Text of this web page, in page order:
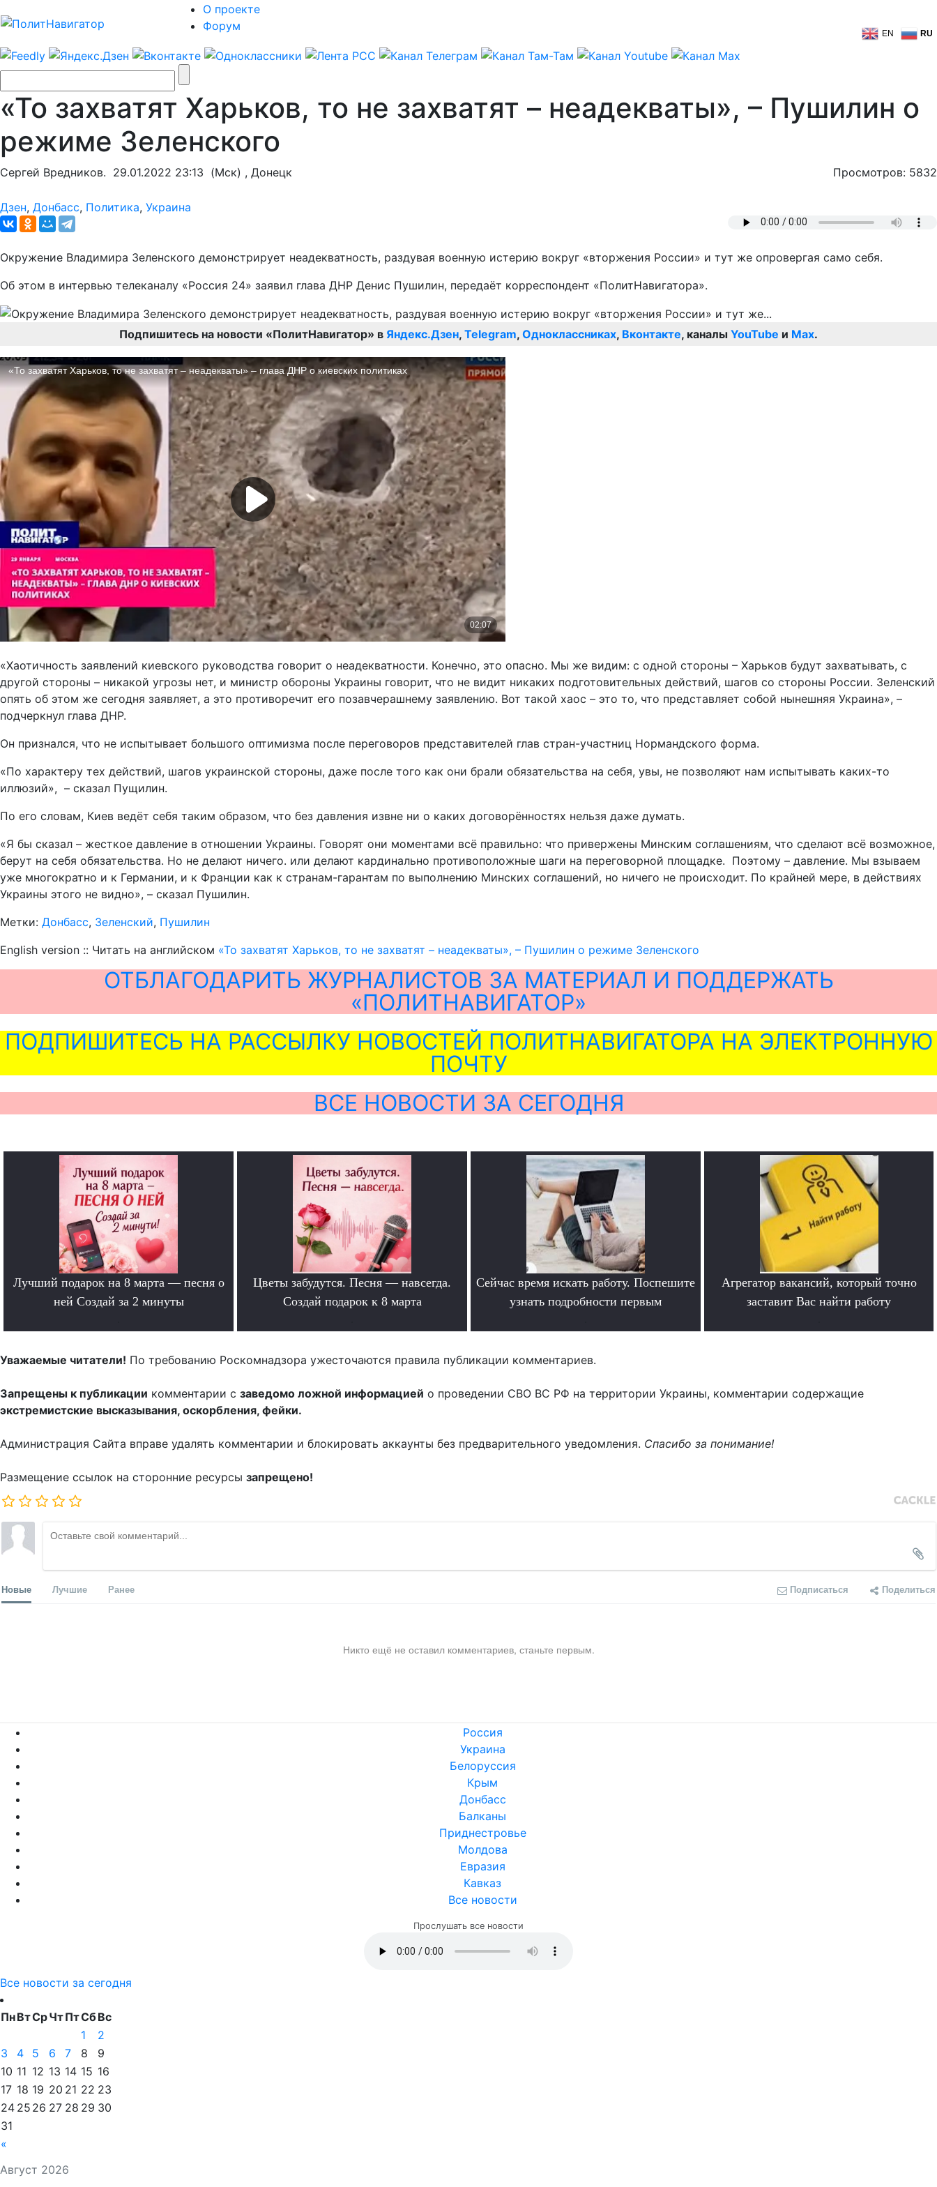
О проекте
Форум
EN RU
«То захватят Харьков, то не захватят – неадекваты», – Пушилин о
режиме Зеленского
Сергей Вредников. 29.01.2022 23:13 (Мск) , Донецк Просмотров: 5832
Дзен, Донбасс, Политика, Украина
Окружение Владимира Зеленского демонстрирует неадекватность, раздувая военную истерию вокруг «вторжения России» и тут же опровергая само себя.
Об этом в интервью телеканалу «Россия 24» заявил глава ДНР Денис Пушилин, передаёт корреспондент «ПолитНавигатора».
Подпишитесь на новости «ПолитНавигатор» в Яндекс.Дзен, Telegram, Одноклассниках, Вконтакте, каналы YouTube и Max.
«Хаотичность заявлений киевского руководства говорит о неадекватности. Конечно, это опасно. Мы же видим: с одной стороны – Харьков будут захватывать, с
другой стороны – никакой угрозы нет, и министр обороны Украины говорит, что не видит никаких подготовительных действий, шагов со стороны России. Зеленский
опять об этом же сегодня заявляет, а это противоречит его позавчерашнему заявлению. Вот такой хаос – это то, что представляет собой нынешняя Украина», –
подчеркнул глава ДНР.
Он признался, что не испытывает большого оптимизма после переговоров представителей глав стран-участниц Нормандского форма.
«По характеру тех действий, шагов украинской стороны, даже после того как они брали обязательства на себя, увы, не позволяют нам испытывать каких-то
иллюзий», – сказал Пущилин.
По его словам, Киев ведёт себя таким образом, что без давления извне ни о каких договорённостях нельзя даже думать.
«Я бы сказал – жесткое давление в отношении Украины. Говорят они моментами всё правильно: что привержены Минским соглашениям, что сделают всё возможное,
берут на себя обязательства. Но не делают ничего. или делают кардинально противоположные шаги на переговорной площадке. Поэтому – давление. Мы взываем
уже многократно и к Германии, и к Франции как к странам-гарантам по выполнению Минских соглашений, но ничего не происходит. По крайней мере, в действиях
Украины этого не видно», – сказал Пушилин.
Метки: Донбасс, Зеленский, Пушилин
English version :: Читать на английском «То захватят Харьков, то не захватят – неадекваты», – Пушилин о режиме Зеленского
ОТБЛАГОДАРИТЬ ЖУРНАЛИСТОВ ЗА МАТЕРИАЛ И ПОДДЕРЖАТЬ
«ПОЛИТНАВИГАТОР»
ПОДПИШИТЕСЬ НА РАССЫЛКУ НОВОСТЕЙ ПОЛИТНАВИГАТОРА НА ЭЛЕКТРОННУЮ
ПОЧТУ
ВСЕ НОВОСТИ ЗА СЕГОДНЯ
Лучший подарок на 8 марта — песня о
ней Создай за 2 минуты
Цветы забудутся. Песня — навсегда.
Создай подарок к 8 марта
Сейчас время искать работу. Поспешите
узнать подробности первым
Агрегатор вакансий, который точно
заставит Вас найти работу
Уважаемые читатели! По требованию Роскомнадзора ужесточаются правила публикации комментариев.
Запрещены к публикации комментарии с заведомо ложной информацией о проведении СВО ВС РФ на территории Украины, комментарии содержащие
экстремистские высказывания, оскорбления, фейки.
Администрация Сайта вправе удалять комментарии и блокировать аккаунты без предварительного уведомления. Спасибо за понимание!
Размещение ссылок на сторонние ресурсы запрещено!
Новые Лучшие Ранее Подписаться Поделиться
Никто ещё не оставил комментариев, станьте первым.
Россия
Украина
Белоруссия
Крым
Донбасс
Балканы
Приднестровье
Молдова
Евразия
Кавказ
Все новости
Прослушать все новости
Все новости за сегодня
Август 2026
ПнВтСрЧтПтСбВс
«
1
2
3
4 5 6 7 8
9
10 11 12 13 14 15 16
17 18 19 20 21 22 23
24 25 26 27 28 29 30
31